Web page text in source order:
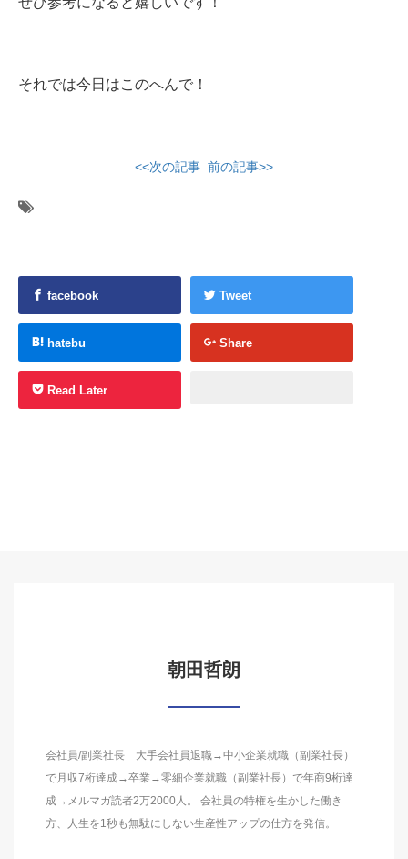
それでは今日はこのへんで！
<<次の記事 前の記事>>
facebook Tweet
hatebu Share
Read Later
朝田哲朗
会社員/副業社長 大手会社員退職→中小企業就職（副業社長）
で月収7桁達成→卒業→零細企業就職（副業社長）で年商9桁達
成→メルマガ読者2万2000人。 会社員の特権を生かした働き
方、人生を1秒も無駄にしない生産性アップの仕方を発信。